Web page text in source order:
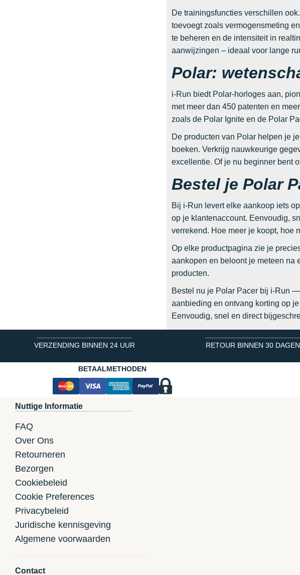
De trainingsfuncties verschillen
toevoegt zoals vermogensmeting
te beheren en de intensiteit in
aanwijzingen – ideaal voor lange
Polar:
i-Run biedt Polar-horloges aan,
met meer dan 450 patenten en
zoals de Polar Ignite en de Polar
De producten van Polar helpen je
boeken. Verkrijg nauwkeurige
excellentie. Of je nu beginner bent
Bestel je Polar
Bij i-Run levert elke aankoop iets
op je klantenaccount. Eenvoudig,
verrekend. Hoe meer je koopt, hoe
Op elke productpagina zie je
aankopen en beloont je meteen na
producten.
Bestel nu je Polar Pacer bij i-Run
aanbieding en ontvang korting op
Eenvoudig, snel en direct
VERZENDING BINNEN 24 UUR RETOUR BINNEN 30 DAGEN
BETAALMETHODEN
Nuttige Informatie
FAQ
Over Ons
Retourneren
Bezorgen
Cookiebeleid
Cookie Preferences
Privacybeleid
Juridische kennisgeving
Algemene voorwaarden
Contact